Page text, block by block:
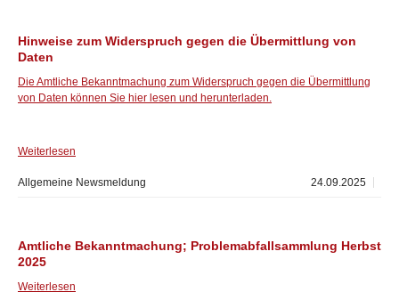
Hinweise zum Widerspruch gegen die Übermittlung von
Daten
Die Amtliche Bekanntmachung zum Widerspruch gegen die Übermittlung
von Daten können Sie hier lesen und herunterladen.
Weiterlesen
24.09.2025
Allgemeine Newsmeldung
Amtliche Bekanntmachung; Problemabfallsammlung Herbst
2025
Weiterlesen